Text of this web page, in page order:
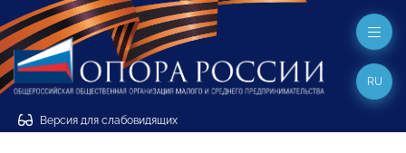
Версия для слабовидящих
RU